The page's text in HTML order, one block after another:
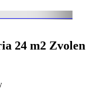
24 m2 Zvolen